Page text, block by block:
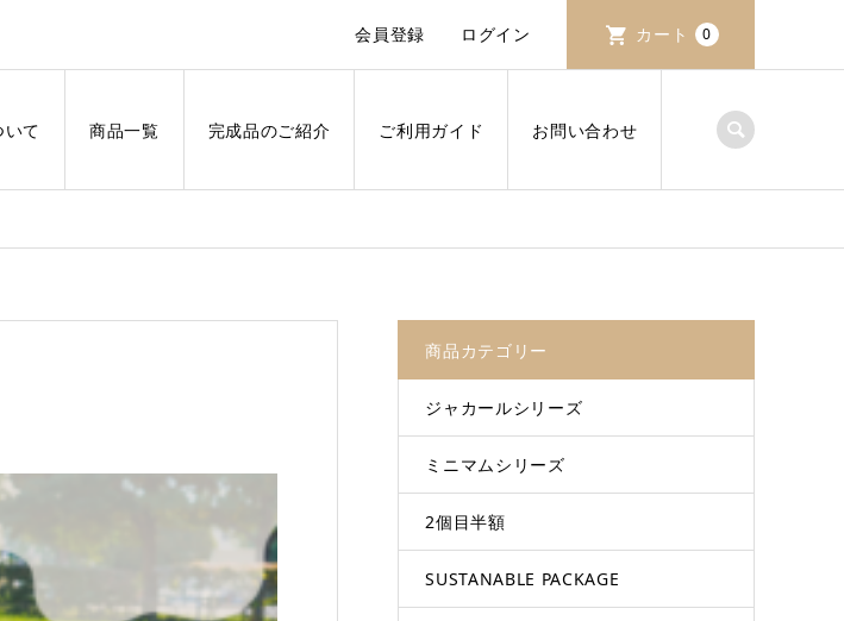
会員登録 ログイン カート 0
て 商品一覧 完成品のご紹介 ご利用ガイド お問い合わせ
商品カテゴリー
ジャカールシリーズ
ミニマムシリーズ
2個目半額
SUSTANABLE PACKAGE